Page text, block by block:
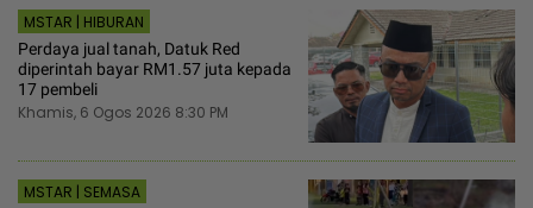
MSTAR | HIBURAN
Perdaya jual tanah, Datuk Red
diperintah bayar RM1.57 juta kepada
17 pembeli
Khamis, 6 Ogos 2026 8:30 PM
MSTAR | SEMASA